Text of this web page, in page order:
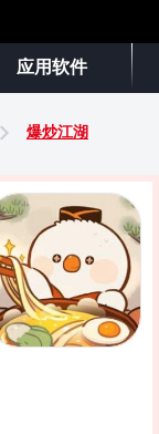
应用软件
爆炒江湖